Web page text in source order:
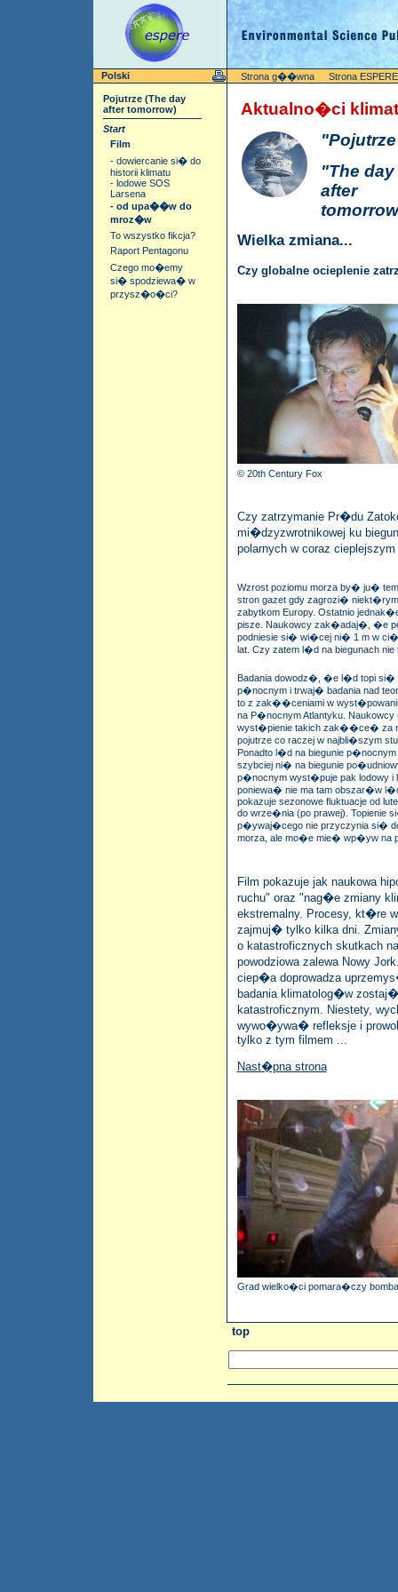
Polski Strona g��wna Strona
Pojutrze (The day
after tomorrow)
Start
Film
- dowiercanie si� do
historii klimatu
- lodowe SOS
Larsena
- od upa��w do
mroz�w
To wszystko fikcja?
Raport Pentagonu
Czego mo�emy
si� spodziewa� w
przysz�o�ci?
Aktualno�ci
"The day
after
Wielka zmiana...
Czy globalne ocieplenie
© 20th Century Fox
Czy zatrzymanie Pr�du
mi�dzyzwrotnikowej ku
polarnych w coraz
Wzrost poziomu morza by� ju�
stron gazet gdy zagrozi�
zabytkom Europy. Ostatnio
pisze. Naukowcy zak�adaj�, �e
podniesie si� wi�cej ni� 1 m w
lat. Czy zatem l�d na biegunach
Badania dowodz�, �e l�d topi si�
p�nocnym i trwaj� badania nad
to z zak��ceniami w
na P�nocnym Atlantyku.
wyst�pienie takich zak��ce� za
pojutrze co raczej w najbli�szym
Ponadto l�d na biegunie
szybciej ni� na biegunie
p�nocnym wyst�puje pak lodowy
poniewa� nie ma tam obszar�w
pokazuje sezonowe fluktuacje od
do wrze�nia (po prawej). Topienie
p�ywaj�cego nie przyczynia si�
morza, ale mo�e mie� wp�yw na
Film pokazuje jak naukowa
ruchu" oraz "nag�e zmiany
ekstremalny. Procesy, kt�re
zajmuj� tylko kilka dni.
o katastroficznych skutkach
powodziowa zalewa Nowy
ciep�a doprowadza
badania klimatolog�w
katastroficznym. Niestety,
wywo�ywa� refleksje i
tylko z tym filmem ...
Nast�pna strona
Grad wielko�ci pomara�czy
top